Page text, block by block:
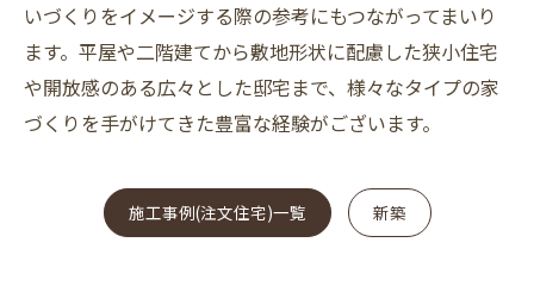
いづくりをイメージする際の参考にもつながってまいり
ます。平屋や二階建てから敷地形状に配慮した狭小住宅
や開放感のある広々とした邸宅まで、様々なタイプの家
づくりを手がけてきた豊富な経験がございます。
施工事例(注文住宅)一覧 新築